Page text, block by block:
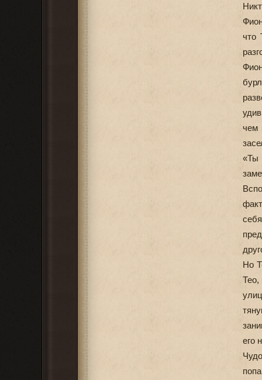
что
чем
«Ты
Но
Тео,
его